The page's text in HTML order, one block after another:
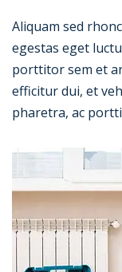
Aliquam sed
egestas eget
porttitor sem et
efficitur dui, et
pharetra, ac